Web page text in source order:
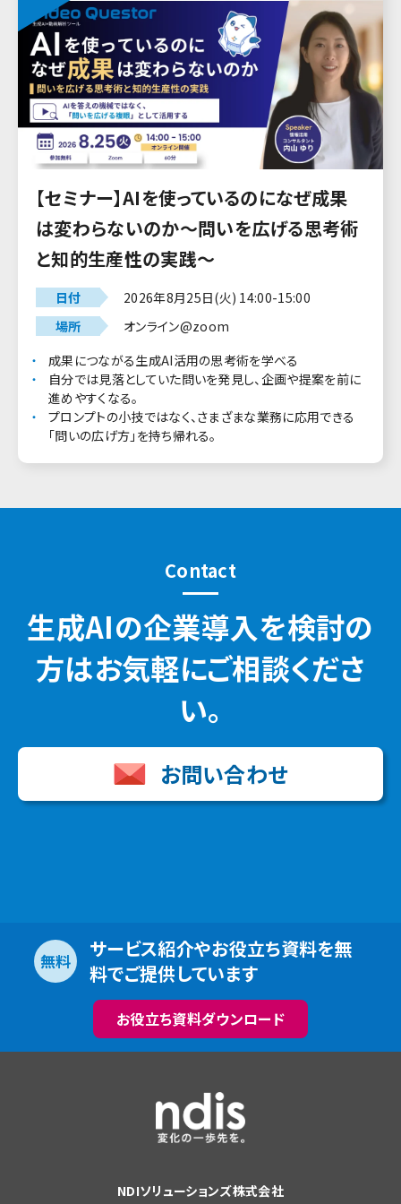
【セミナー】AIを使っているのになぜ成果
は変わらないのか～問いを広げる思考術
と知的生産性の実践～
日付
2026年8月25日(火) 14:00-15:00
場所
オンライン@zoom
成果につながる生成AI活用の思考術を学べる
自分では見落としていた問いを発見し、企画や提案を前に
進めやすくなる。
プロンプトの小技ではなく、さまざまな業務に応用できる
「問いの広げ方」を持ち帰れる。
Contact
生成AIの企業導入を検討の
方はお気軽にご相談くださ
い。
お問い合わせ
無料
サービス紹介やお役立ち資料を無
料でご提供しています
お役立ち資料ダウンロード
NDIソリューションズ株式会社